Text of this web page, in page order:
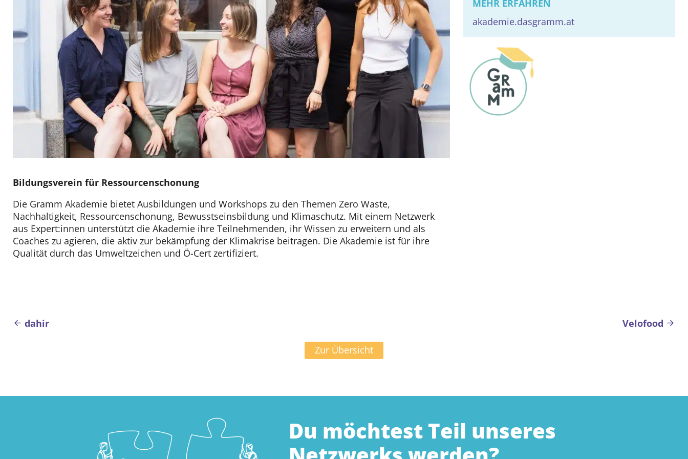
Bildungsverein für Ressourcenschonung
Die Gramm Akademie bietet Ausbildungen und Workshops zu den Themen Zero Waste,
Nachhaltigkeit, Ressourcenschonung, Bewusstseinsbildung und Klimaschutz. Mit einem Netzwerk
aus Expert:innen unterstützt die Akademie ihre Teilnehmenden, ihr Wissen zu erweitern und als
Coaches zu agieren, die aktiv zur bekämpfung der Klimakrise beitragen. Die Akademie ist für ihre
Qualität durch das Umweltzeichen und Ö-Cert zertifiziert.
MEHR ERFAHREN
akademie.dasgramm.at
Beitragsnavigation
dahir Velofood
Zur Übersicht
Du möchtest Teil unseres